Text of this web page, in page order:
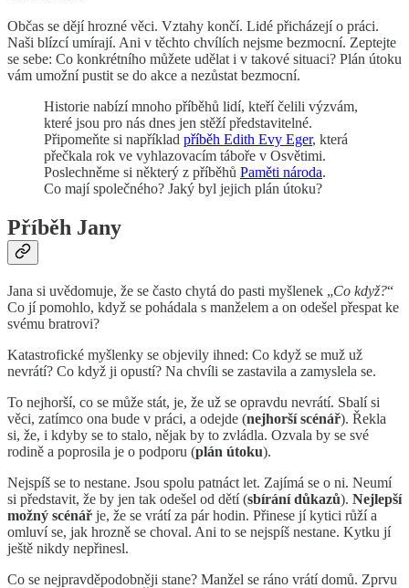
Občas se dějí hrozné věci. Vztahy končí. Lidé přicházejí o práci.
Naši blízcí umírají. Ani v těchto chvílích nejsme bezmocní. Zeptejte
se sebe: Co konkrétního můžete udělat i v takové situaci? Plán útoku
vám umožní pustit se do akce a nezůstat bezmocní.
Historie nabízí mnoho příběhů lidí, kteří čelili výzvám,
které jsou pro nás dnes jen stěží představitelné.
Připomeňte si například příběh Edith Evy Eger, která
přečkala rok ve vyhlazovacím táboře v Osvětimi.
Poslechněme si některý z příběhů Paměti národa.
Co mají společného? Jaký byl jejich plán útoku?
Příběh Jany
Jana si uvědomuje, že se často chytá do pasti myšlenek „Co když?“
Co jí pomohlo, když se pohádala s manželem a on odešel přespat ke
svému bratrovi?
Katastrofické myšlenky se objevily ihned: Co když se muž už
nevrátí? Co když ji opustí? Na chvíli se zastavila a zamyslela se.
To nejhorší, co se může stát, je, že už se opravdu nevrátí. Sbalí si
věci, zatímco ona bude v práci, a odejde (nejhorší scénář). Řekla
si, že, i kdyby se to stalo, nějak by to zvládla. Ozvala by se své
rodině a poprosila je o podporu (plán útoku).
Nejspíš se to nestane. Jsou spolu patnáct let. Zajímá se o ni. Neumí
si představit, že by jen tak odešel od dětí (sbírání důkazů). Nejlepší
možný scénář je, že se vrátí za pár hodin. Přinese jí kytici růží a
omluví se, jak hrozně se choval. Ani to se nejspíš nestane. Kytku jí
ještě nikdy nepřinesl.
Co se nejpravděpodobněji stane? Manžel se ráno vrátí domů. Zprvu